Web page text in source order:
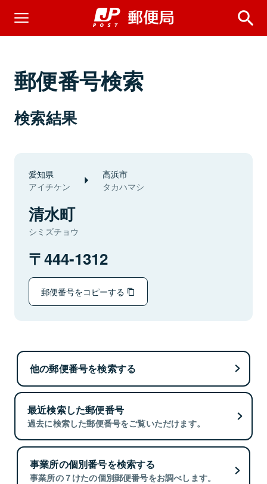
郵便番号検索
検索結果
愛知県
アイチケン
高浜市
タカハマシ
清水町
シミズチョウ
444-1312
郵便番号をコピーする
他の郵便番号を検索する
最近検索した郵便番号
過去に検索した郵便番号をご覧いただけます。
事業所の個別番号を検索する
事業所の７けたの個別郵便番号をお調べします。